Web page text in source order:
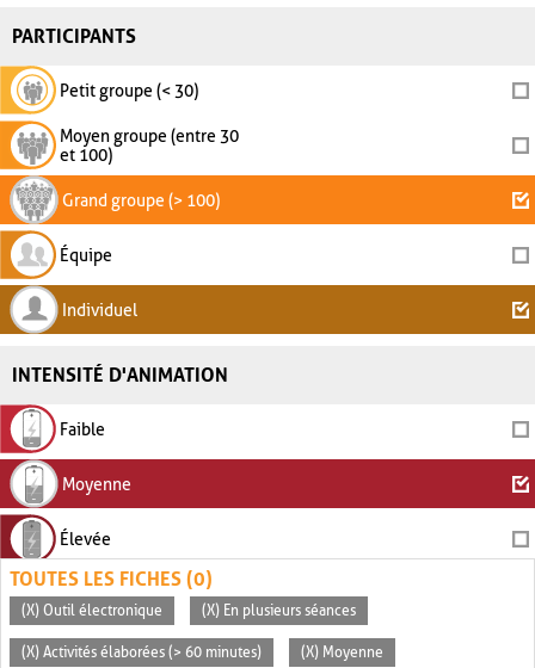
PARTICIPANTS
Petit groupe (< 30)
Moyen groupe (entre 30
et 100)
Grand groupe (> 100)
Équipe
Individuel
INTENSITÉ D'ANIMATION
Faible
Moyenne
Élevée
TOUTES LES FICHES (0)
(X) Outil électronique (X) En plusieurs séances
(X) Activités élaborées (> 60 minutes) (X) Moyenne